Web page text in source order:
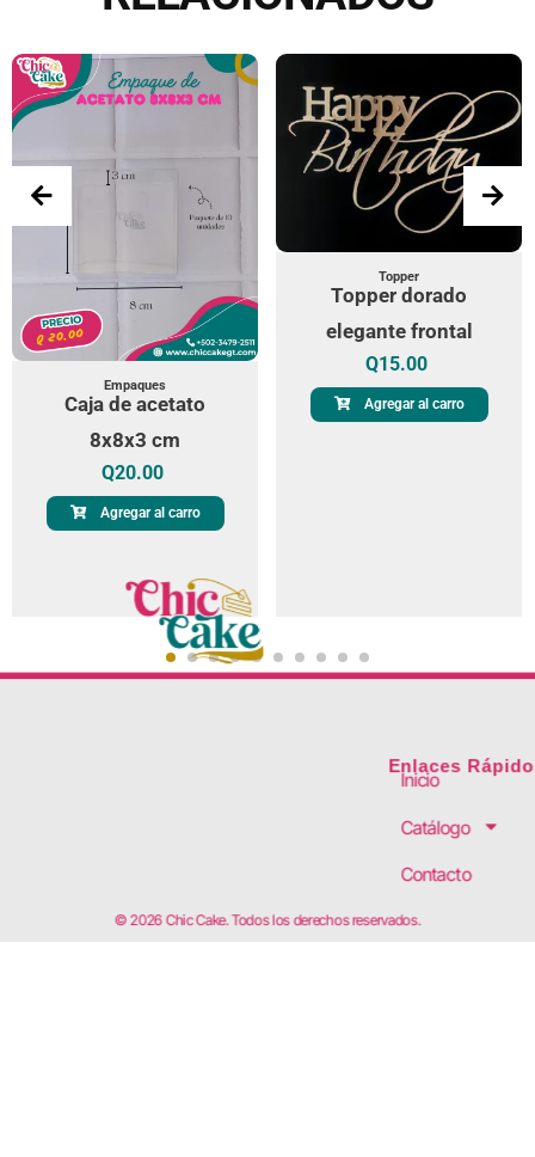
Empaques
Caja de acetato
8x8x3 cm
Q20.00
Agregar al carro
Topper
Topper dorado
elegante frontal
Q15.00
Agregar al carro
Enlaces
Inicio
Catálogo
Contacto
© 2026 Chic Cake. Todos los derechos reservados.